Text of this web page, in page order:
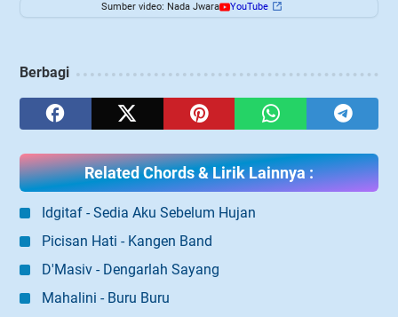
Sumber video: Nada Jwara YouTube
Berbagi
Related Chords & Lirik Lainnya :
Idgitaf - Sedia Aku Sebelum Hujan
Picisan Hati - Kangen Band
D'Masiv - Dengarlah Sayang
Mahalini - Buru Buru